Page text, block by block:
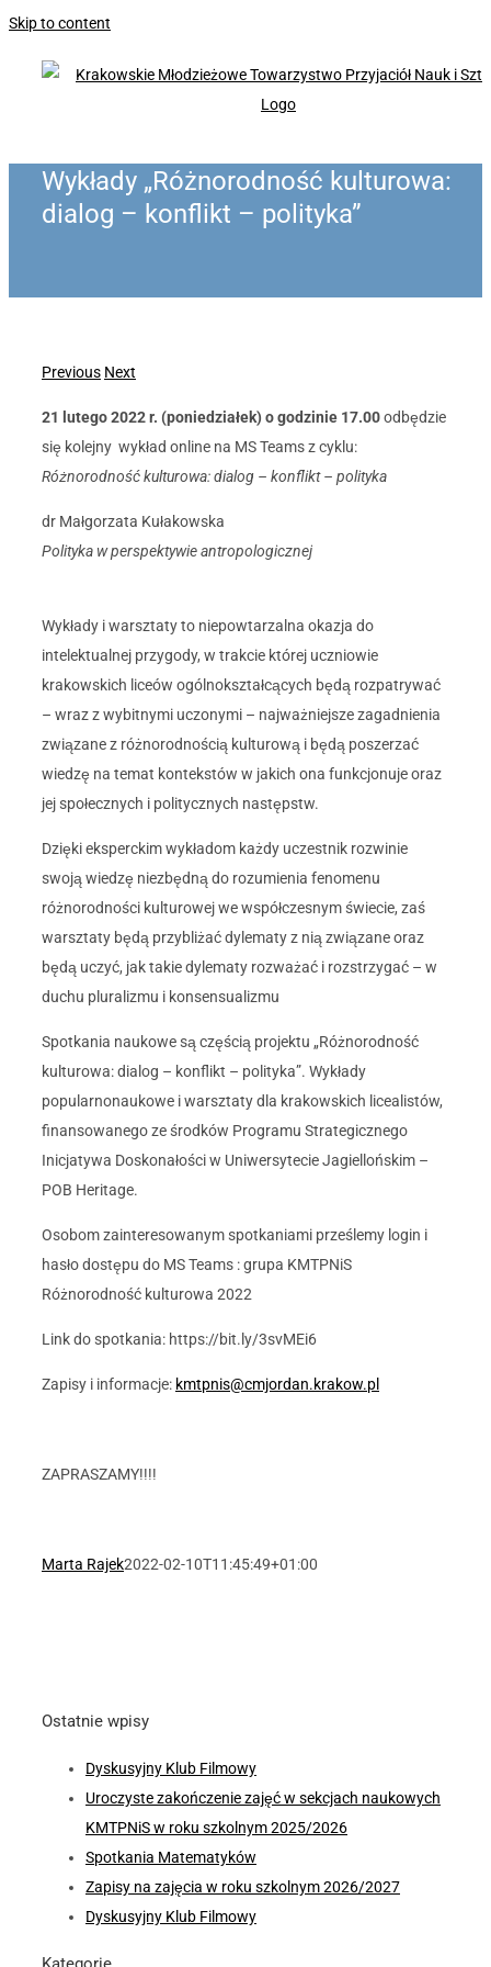
Skip to content
Wykłady „Różnorodność kulturowa:
dialog – konflikt – polityka”
Previous Next
21 lutego 2022 r. (poniedziałek) o godzinie 17.00odbędzie
się kolejny wykład online na MS Teams z cyklu:
Różnorodność kulturowa: dialog – konflikt – polityka
dr Małgorzata Kułakowska
Polityka w perspektywie antropologicznej
Wykłady i warsztaty to niepowtarzalna okazja do
intelektualnej przygody, w trakcie której uczniowie
krakowskich liceów ogólnokształcących będą rozpatrywać
– wraz z wybitnymi uczonymi – najważniejsze zagadnienia
związane z różnorodnością kulturową i będą poszerzać
wiedzę na temat kontekstów w jakich ona funkcjonuje oraz
jej społecznych i politycznych następstw.
Dzięki eksperckim wykładom każdy uczestnik rozwinie
swoją wiedzę niezbędną do rozumienia fenomenu
różnorodności kulturowej we współczesnym świecie, zaś
warsztaty będą przybliżać dylematy z nią związane oraz
będą uczyć, jak takie dylematy rozważać i rozstrzygać – w
duchu pluralizmu i konsensualizmu
Spotkania naukowe są częścią projektu „Różnorodność
kulturowa: dialog – konflikt – polityka”. Wykłady
popularnonaukowe i warsztaty dla krakowskich licealistów,
finansowanego ze środków Programu Strategicznego
Inicjatywa Doskonałości w Uniwersytecie Jagiellońskim –
POB Heritage.
Osobom zainteresowanym spotkaniami prześlemy login i
hasło dostępu do MS Teams : grupa KMTPNiS
Różnorodność kulturowa 2022
Link do spotkania: https://bit.ly/3svMEi6
Zapisy i informacje: kmtpnis@cmjordan.krakow.pl
ZAPRASZAMY!!!!
Marta Rajek2022-02-10T11:45:49+01:00
Ostatnie wpisy
Dyskusyjny Klub Filmowy
Uroczyste zakończenie zajęć w sekcjach naukowych
KMTPNiS w roku szkolnym 2025/2026
Spotkania Matematyków
Zapisy na zajęcia w roku szkolnym 2026/2027
Dyskusyjny Klub Filmowy